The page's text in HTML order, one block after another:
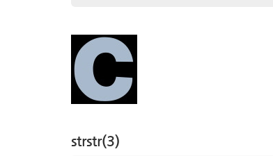
strstr(3)